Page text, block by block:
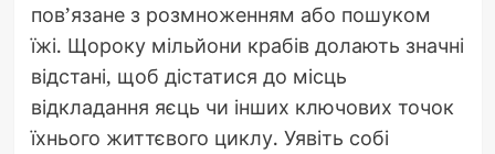
пов’язане з розмноженням або пошуком
їжі. Щороку мільйони крабів долають значні
відстані, щоб дістатися до місць
відкладання яєць чи інших ключових точок
їхнього життєвого циклу. Уявіть собі